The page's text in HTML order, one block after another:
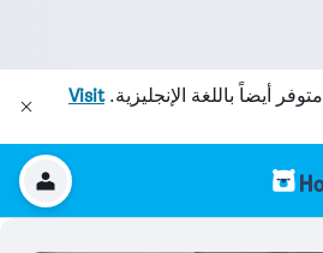
متوفر أيضاً باللغة الإنجليزية.Visit